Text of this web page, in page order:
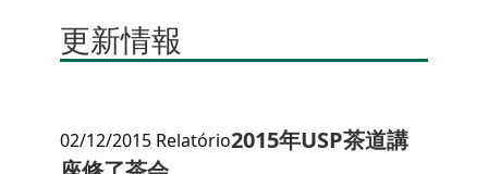
更新情報
02/12/2015 Relatório2015年USP茶道講